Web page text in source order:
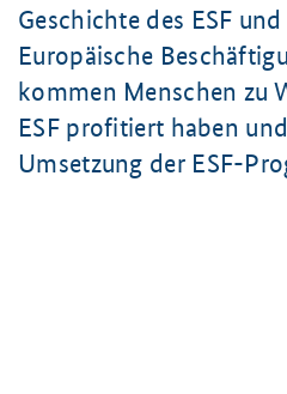
Geschichte des ESF
Europäische
kommen Menschen zu
ESF profitiert haben
Umsetzung der ESF-